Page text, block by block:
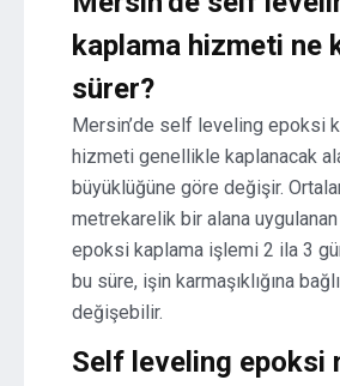
kaplama hizmeti ne
sürer?
Mersin’de self leveling epoksi
hizmeti genellikle kaplanacak
büyüklüğüne göre değişir.
metrekarelik bir alana
epoksi kaplama işlemi 2 ila 3
bu süre, işin karmaşıklığına
değişebilir.
Self leveling epoksi